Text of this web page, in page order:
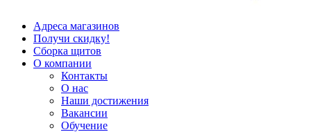
Адреса магазинов
Получи скидку!
Сборка щитов
О компании
Контакты
О нас
Наши достижения
Вакансии
Обучение